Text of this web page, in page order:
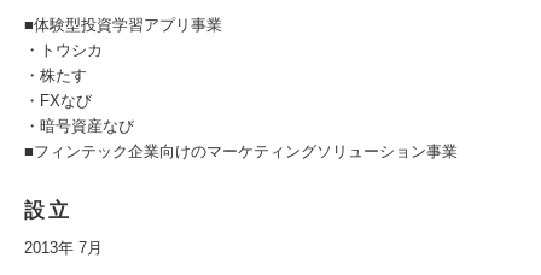
■体験型投資学習アプリ事業
・トウシカ
・株たす
・FXなび
・暗号資産なび
■フィンテック企業向けのマーケティングソリューション事業
設立
2013年 7月